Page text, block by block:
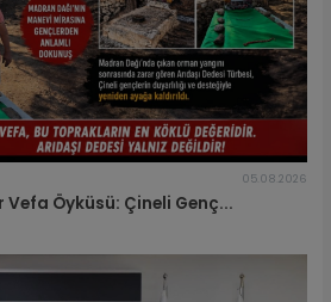
05.08.2026
Vefa Öyküsü: Çineli Genç...